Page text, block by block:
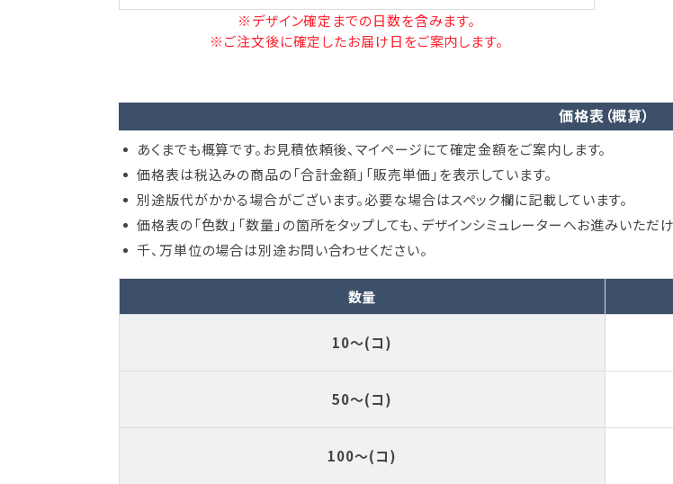
※デザイン確定までの日数を含みます。
※ご注文後に確定したお届け日をご案内します。
価格表（概算）
あくまでも概算です。お見積依頼後、マイページにて確定金額をご案内します。
価格表は税込みの商品の「合計金額」「販売単価」を表示しています。
別途版代がかかる場合がございます。必要な場合はスペック欄に記載しています。
価格表の「色数」「数量」の箇所をタップしても、デザインシミュレーターへお進みいただけ
千、万単位の場合は別途お問い合わせください。
数量
10～(コ)
50～(コ)
100～(コ)